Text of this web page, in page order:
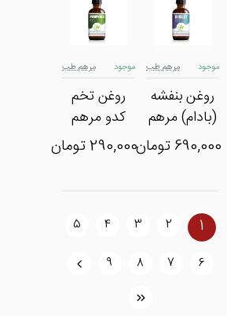
موجود مرهم طب
روغن بنفشه
(بادام) مرهم
طب
690,000 تومان
موجود مرهم طب
روغن تخم
کدو مرهم
طب
290,000 تومان
1
2
3
4
5
6
7
8
9
>
>|